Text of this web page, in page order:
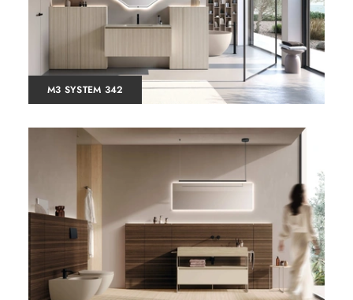
M3 SYSTEM 342